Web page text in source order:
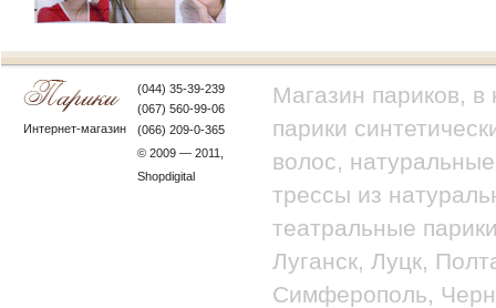
Интернет-магазин
(044) 35-39-239
(067) 560-99-06
(066) 209-0-365
© 2009 — 2011,
Shopdigital
Магазин париков,
парики
волос,
трессы из
театральные
Луганск, Луцк,
Симферополь,